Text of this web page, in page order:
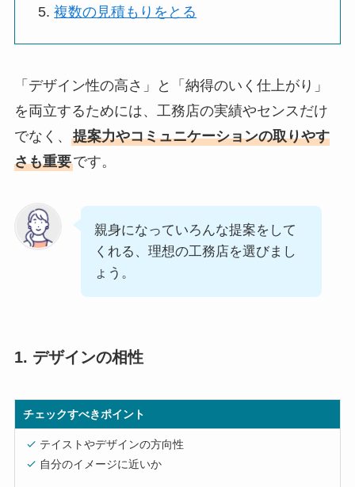
複数の見積もりをとる
「デザイン性の高さ」と「納得のいく仕上がり」
を両立するためには、工務店の実績やセンスだけ
でなく、 提案力やコミュニケーションの取りやす
さも重要です。
親身になっていろんな提案をして
くれる、理想の工務店を選びまし
ょう。
1. デザインの相性
チェックすべきポイント
テイストやデザインの方向性
自分のイメージに近いか